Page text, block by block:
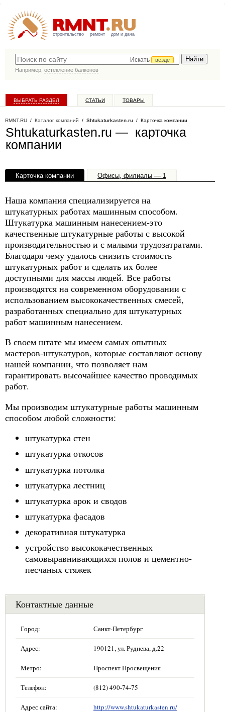
строительство ремонт дом и дача
Искать
везде
Например, остекление балконов
ВЫБРАТЬ РАЗДЕЛ СТАТЬИ ТОВАРЫ
RMNT.RU / Каталог компаний / Shtukaturkasten.ru / Карточка компании
Shtukaturkasten.ru — карточка
компании
Карточка компании Офисы, филиалы — 1
Наша компания специализируется на
штукатурных работах машинным способом.
Штукатурка машинным нанесением-это
качественные штукатурные работы с высокой
производительностью и с малыми трудозатратами.
Благодаря чему удалось снизить стоимость
штукатурных работ и сделать их более
доступными для массы людей. Все работы
производятся на современном оборудовании с
использованием высококачественных смесей,
разработанных специально для штукатурных
работ машинным нанесением.
В своем штате мы имеем самых опытных
мастеров-штукатуров, которые составляют основу
нашей компании, что позволяет нам
гарантировать высочайшее качество проводимых
работ.
Мы производим штукатурные работы машинным
способом любой сложности:
штукатурка стен
штукатурка откосов
штукатурка потолка
штукатурка лестниц
штукатурка арок и сводов
штукатурка фасадов
декоративная штукатурка
устройство высококачественных
самовыравнивающихся полов и цементно-
песчаных стяжек
Контактные данные
Город: Санкт-Петербург
Адрес: 190121, ул. Руднева, д.22
Метро: Проспект Просвещения
Телефон: (812) 490-74-75
Адрес сайта: http://www.shtukaturkasten.ru/